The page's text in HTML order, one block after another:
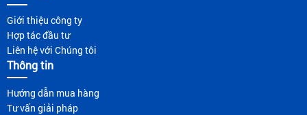
Giới thiệu công ty
Hợp tác đầu tư
Liên hệ với Chúng tôi
Thông tin
Hướng dẫn mua hàng
Tư vấn giải pháp